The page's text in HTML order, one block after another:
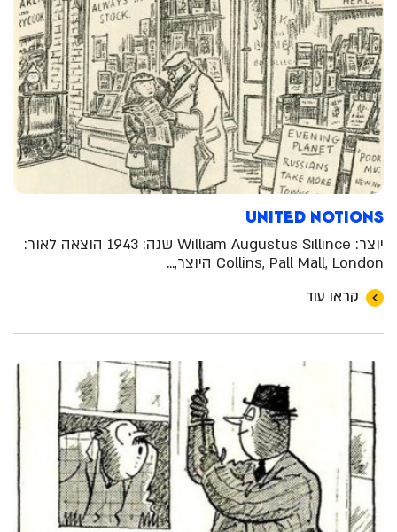
United Notions
יוצר: William Augustus Sillince שנה: 1943 הוצאה לאור:
Collins, Pall Mall, London היוצר,...
קראו עוד